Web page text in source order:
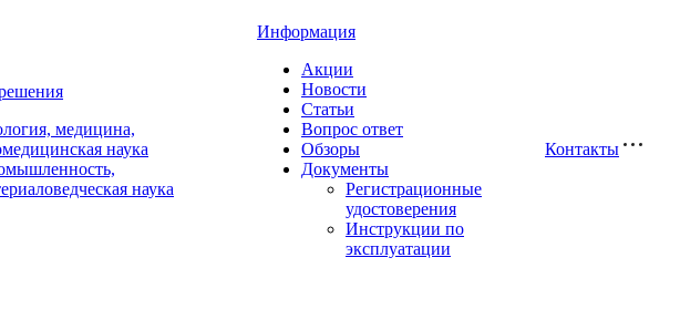
медицина,
наука
наука
Информация
Акции
Новости
Статьи
Вопрос ответ
Обзоры
Документы
Регистрационные
удостоверения
Инструкции по
эксплуатации
Контакты